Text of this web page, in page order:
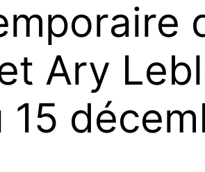
Ary